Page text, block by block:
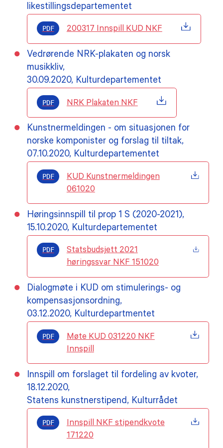
likestillingsdepartementet
PDF 200317 Innspill KUD NKF
Vedrørende NRK-plakaten og norsk
musikkliv,
30.09.2020, Kulturdepartementet
PDF NRK Plakaten NKF
Kunstnermeldingen - om situasjonen for
norske komponister og forslag til tiltak,
07.10.2020, Kulturdepartementet
PDF
KUD Kunstnermeldingen
061020
Høringsinnspill til prop 1 S (2020-2021),
15.10.2020, Kulturdepartementet
PDF
Statsbudsjett 2021
høringssvar NKF 151020
Dialogmøte i KUD om stimulerings- og
kompensasjonsordning,
03.12.2020, Kulturdepartmentet
PDF
Møte KUD 031220 NKF
Innspill
Innspill om forslaget til fordeling av kvoter,
18.12.2020,
Statens kunstnerstipend, Kulturrådet
PDF
Innspill NKF stipendkvote
171220